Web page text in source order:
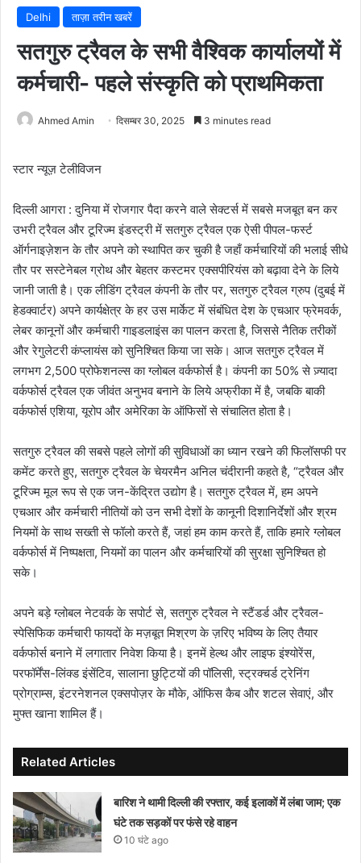
Delhi ताज़ा तरीन खबरें
सतगुरु ट्रैवल के सभी वैश्विक कार्यालयों में
कर्मचारी- पहले संस्कृति को प्राथमिकता
Ahmed Amin दिसम्बर 30, 2025 3 minutes read
स्टार न्यूज़ टेलीविजन
दिल्ली आगरा : दुनिया में रोजगार पैदा करने वाले सेक्टर्स में सबसे मजबूत बन कर
उभरी ट्रैवल और टूरिज्म इंडस्ट्री में सतगुरु ट्रैवल एक ऐसी पीपल-फर्स्ट
ऑर्गनाइज़ेशन के तौर अपने को स्थापित कर चुकी है जहाँ कर्मचारियों की भलाई सीधे
तौर पर सस्टेनेबल ग्रोथ और बेहतर कस्टमर एक्सपीरियंस को बढ़ावा देने के लिये
जानी जाती है। एक लीडिंग ट्रैवल कंपनी के तौर पर, सतगुरु ट्रैवल ग्रुप (दुबई में
हेडक्वार्टर) अपने कार्यक्षेत्र के हर उस मार्केट में संबंधित देश के एचआर फ्रेमवर्क,
लेबर कानूनों और कर्मचारी गाइडलाइंस का पालन करता है, जिससे नैतिक तरीकों
और रेगुलेटरी कंप्लायंस को सुनिश्चित किया जा सके। आज सतगुरु ट्रैवल में
लगभग 2,500 प्रोफेशनल्स का ग्लोबल वर्कफोर्स है। कंपनी का 50% से ज़्यादा
वर्कफोर्स ट्रैवल एक जीवंत अनुभव बनाने के लिये अफ्रीका में है, जबकि बाकी
वर्कफोर्स एशिया, यूरोप और अमेरिका के ऑफिसों से संचालित होता है।
सतगुरु ट्रैवल की सबसे पहले लोगों की सुविधाओं का ध्यान रखने की फिलॉसफी पर
कमेंट करते हुए, सतगुरु ट्रैवल के चेयरमैन अनिल चंदीरानी कहते है, “ट्रैवल और
टूरिज्म मूल रूप से एक जन-केंद्रित उद्योग है। सतगुरु ट्रैवल में, हम अपने
एचआर और कर्मचारी नीतियों को उन सभी देशों के कानूनी दिशानिर्देशों और श्रम
नियमों के साथ सख्ती से फॉलो करते हैं, जहां हम काम करते हैं, ताकि हमारे ग्लोबल
वर्कफोर्स में निष्पक्षता, नियमों का पालन और कर्मचारियों की सुरक्षा सुनिश्चित हो
सके।
अपने बड़े ग्लोबल नेटवर्क के सपोर्ट से, सतगुरु ट्रैवल ने स्टैंडर्ड और ट्रैवल-
स्पेसिफिक कर्मचारी फायदों के मज़बूत मिश्रण के ज़रिए भविष्य के लिए तैयार
वर्कफोर्स बनाने में लगातार निवेश किया है। इनमें हेल्थ और लाइफ इंश्योरेंस,
परफॉर्मेंस-लिंक्ड इंसेंटिव, सालाना छुट्टियों की पॉलिसी, स्ट्रक्चर्ड ट्रेनिंग
प्रोग्राम्स, इंटरनेशनल एक्सपोज़र के मौके, ऑफिस कैब और शटल सेवाएं, और
मुफ्त खाना शामिल हैं।
Related Articles
बारिश ने थामी दिल्ली की रफ्तार, कई इलाकों में लंबा जाम; एक
घंटे तक सड़कों पर फंसे रहे वाहन
10 घंटे ago